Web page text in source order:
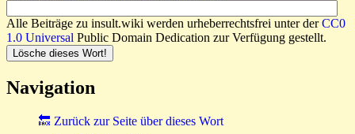
Alle Beiträge zu insult.wiki werden urheberrechtsfrei unter derCC0
1.0 Universal Public Domain Dedication zur Verfügung gestellt.
Navigation
🔙 Zurück zur Seite über dieses Wort